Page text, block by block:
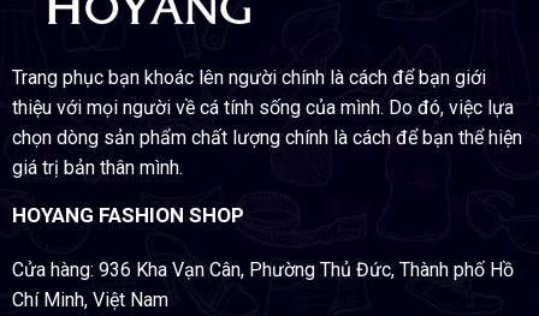
Trang phục bạn khoác lên người chính là cách để bạn giới
thiệu với mọi người về cá tính sống của mình. Do đó, việc lựa
chọn dòng sản phẩm chất lượng chính là cách để bạn thể hiện
giá trị bản thân mình.
HOYANG FASHION SHOP
Cửa hàng: 936 Kha Vạn Cân, Phường Thủ Đức, Thành phố Hồ
Chí Minh, Việt Nam